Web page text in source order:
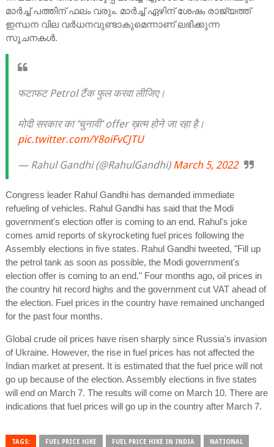
മാര്‍ച്ച് പത്തിന് ഫലം വരും. മാര്‍ച്ച് ഏഴിന് ശേഷം രാജ്യത്ത്
ഇന്ധന വില വര്‍ധനവുണ്ടാകുമെന്നാണ് ലഭിക്കുന്ന
സൂചനകൾ.
फटाफट Petrol टैंक फुल करवा लीजिए।
मोदी सरकार का ‘चुनावी’ offer ख़त्म होने जा रहा है।
pic.twitter.com/Y8oiFvCJTU
— Rahul Gandhi (@RahulGandhi) March 5, 2022
Congress leader Rahul Gandhi has demanded immediate
refueling of vehicles. Rahul Gandhi has said that the Modi
government's election offer is coming to an end. Rahul's joke
comes amid reports of skyrocketing fuel prices following the
Assembly elections in five states. Rahul Gandhi tweeted, "Fill up
the petrol tank as soon as possible, the Modi government's
election offer is coming to an end." Four months ago, oil prices in
the country hit record highs and the government cut VAT ahead of
the election. Fuel prices in the country have remained unchanged
for the past four months.
Global crude oil prices have risen sharply since Russia's invasion
of Ukraine. However, the rise in fuel prices has not affected the
Indian market at present. It is estimated that the fuel price will not
go up because of the election. Assembly elections in five states
will end on March 7. The results will come on March 10. There are
indications that fuel prices will go up in the country after March 7.
TAGS: FUEL PRICE HIKE FUEL PRICE HIKE IN INDIA NATIONAL